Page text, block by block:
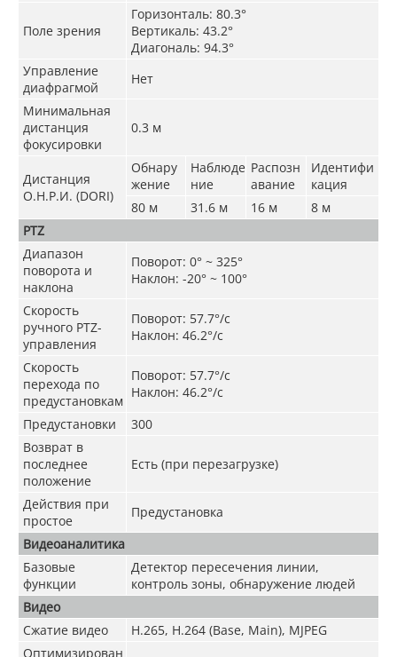
Поле зрения
Горизонталь: 80.3°
Вертикаль: 43.2°
Диагональ: 94.3°
Управление
диафрагмой
Нет
Минимальная
дистанция
фокусировки
0.3 м
Дистанция
О.Н.Р.И. (DORI)
Обнару
жение
Наблюде
ние
Распозн
авание
Идентифи
кация
80 м
31.6 м 16 м
8 м
PTZ
Диапазон
поворота и
наклона
Поворот: 0° ~ 325°
Наклон: -20° ~ 100°
Скорость
ручного PTZ-
управления
Поворот: 57.7°/c
Наклон: 46.2°/c
Скорость
перехода по
предустановкам
Поворот: 57.7°/c
Наклон: 46.2°/c
Предустановки
300
Возврат в
последнее
положение
Есть (при перезагрузке)
Действия при
простое
Предустановка
Видеоаналитика
Базовые
функции
Детектор пересечения линии,
контроль зоны, обнаружение людей
Видео
Сжатие видео
H.265, H.264 (Base, Main), MJPEG
Оптимизирован